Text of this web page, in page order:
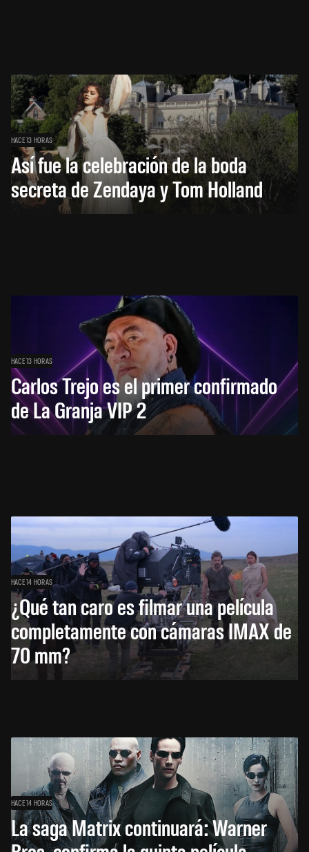
HACE 13 HORAS
Así fue la celebración de la boda
secreta de Zendaya y Tom Holland
HACE 13 HORAS
Carlos Trejo es el primer confirmado
de La Granja VIP 2
HACE 14 HORAS
¿Qué tan caro es filmar una película
completamente con cámaras IMAX de
70 mm?
HACE 14 HORAS
La saga Matrix continuará: Warner